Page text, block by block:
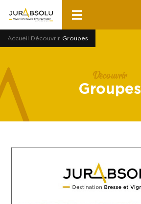
Accueil Découvrir Groupes
Découvrir
Groupes